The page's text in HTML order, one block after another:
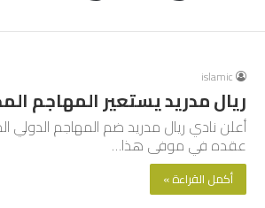
islamic
ريال مدريد يستعير المهاجم
أعلن نادي ريال مدريد ضم المهاجم
عقده في موفى هذا…
أكمل القراءة »